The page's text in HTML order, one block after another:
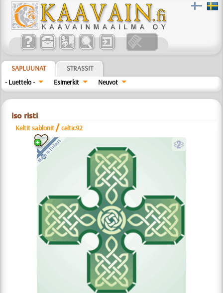
SAPLUUNAT
STRASSIT
- Luettelo -
Esimerkit Neuvot
iso risti
Keltit sablonit /celtic92
b